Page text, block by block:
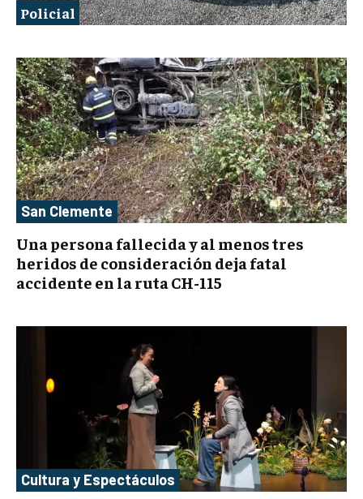
Policial
San Clemente
Una persona fallecida y al menos tres
heridos de consideración deja fatal
accidente en la ruta CH-115
Cultura y Espectáculos